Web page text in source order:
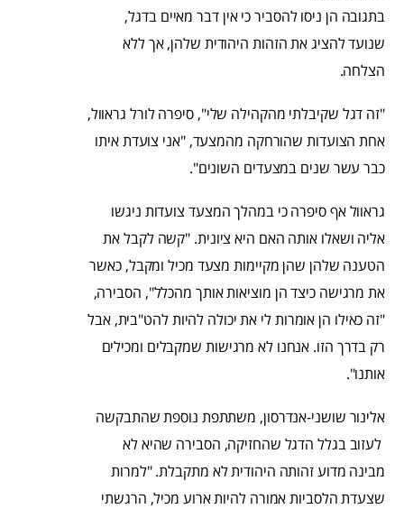
בתגובה הן ניסו להסביר כי אין דבר מאיים בדגל,
שנועד להציג את הזהות היהודית שלהן, אך ללא
הצלחה.
"זה דגל שקיבלתי מהקהילה שלי", סיפרה לורל גראוול,
אחת הצועדות שהורחקה מהמצעד, "אני צועדת איתו
כבר עשר שנים במצעדים השונים".
גראוול אף סיפרה כי במהלך המצעד צועדות ניגשו
אליה ושאלו אותה האם היא ציונית. "קשה לקבל את
הטענה שלהן שהן מקיימות מצעד מכיל ומקבל, כאשר
את מרגישה כיצד הן מוציאות אותך מהכלל", הסבירה,
"זה כאילו הן אומרות לי את יכולה להיות להט"בית, אבל
רק בדרך הזו. אנחנו לא מרגישות שמקבלים ומכילים
אותנו".
אלינור שושני-אנדרסון, משתתפת נוספת שהתבקשה
לעזוב בגלל הדגל שהחזיקה, הסבירה שהיא לא
מבינה מדוע זהותה היהודית לא מתקבלת. "למרות
שצעדת הלסביות אמורה להיות ארוע מכיל, הרגשתי